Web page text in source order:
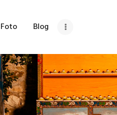
Foto Blog